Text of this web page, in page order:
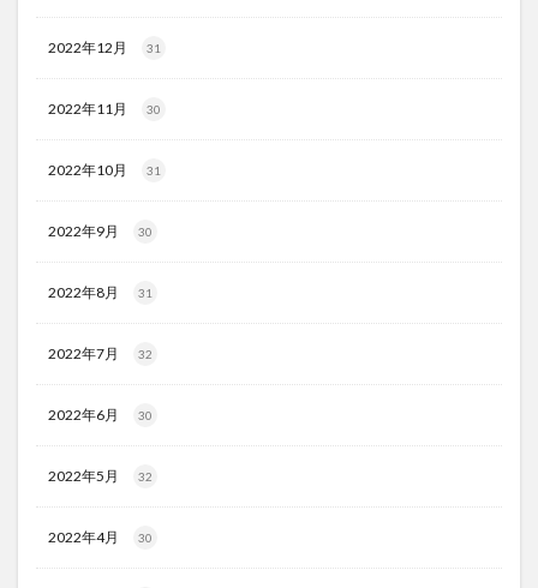
2022年12月 31
2022年11月 30
2022年10月 31
2022年9月 30
2022年8月 31
2022年7月 32
2022年6月 30
2022年5月 32
2022年4月 30